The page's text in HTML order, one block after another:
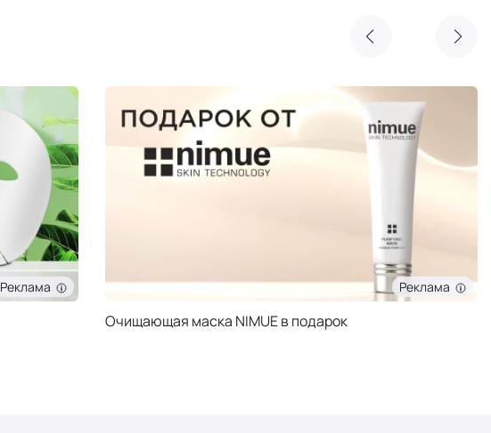
Реклама Реклама
Очищающая маска NIMUE в подарок